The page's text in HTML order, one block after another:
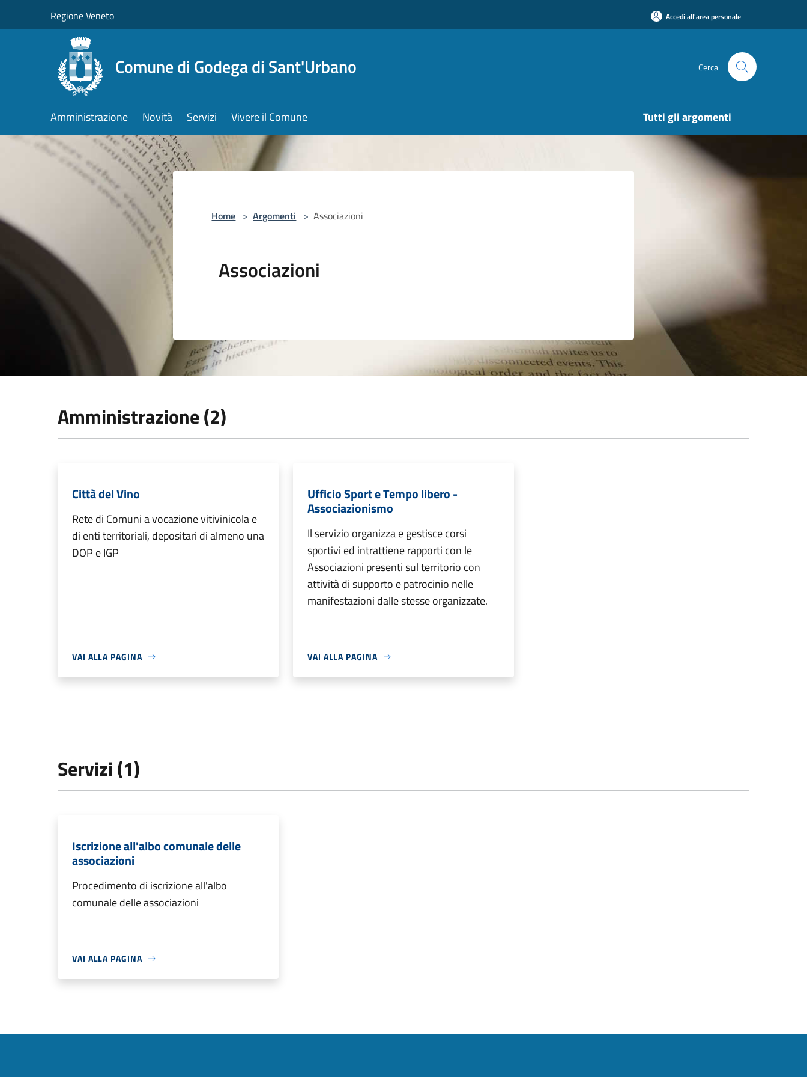
Regione Veneto Accedi all'area personale
Comune di Godega di Sant'Urbano Cerca
Amministrazione Novità Servizi Vivere il Comune Tutti gli argomenti
Home > Argomenti > Associazioni
Associazioni
Amministrazione (2)
Città del Vino
Rete di Comuni a vocazione vitivinicola e
di enti territoriali, depositari di almeno una
DOP e IGP
VAI ALLA PAGINA
Ufficio Sport e Tempo libero -
Associazionismo
Il servizio organizza e gestisce corsi
sportivi ed intrattiene rapporti con le
Associazioni presenti sul territorio con
attività di supporto e patrocinio nelle
manifestazioni dalle stesse organizzate.
VAI ALLA PAGINA
Servizi (1)
Iscrizione all'albo comunale delle
associazioni
Procedimento di iscrizione all'albo
comunale delle associazioni
VAI ALLA PAGINA